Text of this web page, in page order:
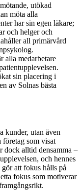
utökad
möta alla
har sin egen läkare;
och helger och
all primärvård
alla medarbetare
sin placering i
av Solnas bästa
kunder, utan även
som visat
dock alltid densamma –
och hennes
att fokus hålls på
fokus som motiverar